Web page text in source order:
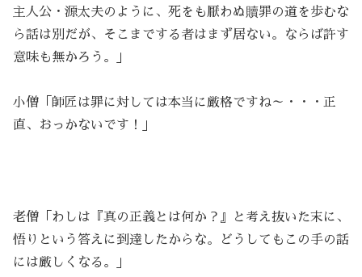
主人公・源太夫のように、死をも厭わぬ贖罪の道を歩むな
ら話は別だが、そこまでする者はまず居ない。ならば許す
意味も無かろう。」
小僧「師匠は罪に対しては本当に厳格ですね～・・・正
直、おっかないです！」
老僧「わしは『真の正義とは何か？』と考え抜いた末に、
悟りという答えに到達したからな。どうしてもこの手の話
には厳しくなる。」